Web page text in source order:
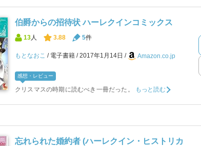
伯爵からの招待状 ハーレクインコミックス
13 人 3.88 5件
もとなおこ 電子書籍 2017年1月14日 Amazon.co.jp
感想・レビュー
クリスマスの時期に読むべき一冊だった。 もっと読む
忘れられた婚約者 (ハーレクイン・ヒストリカ